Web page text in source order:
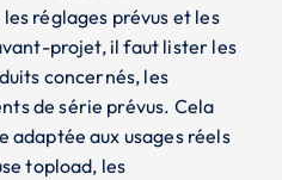
réglages prévus et les
projet, il faut lister les
concernés, les
de série prévus. Cela
aux usages réels
topload, les